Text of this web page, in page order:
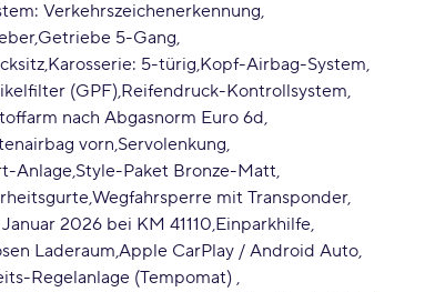
Verkehrszeichenerkennung
Getriebe 5-Gang
Karosserie: 5-türig Kopf-Airbag-System
(GPF) Reifendruck-Kontrollsystem
nach Abgasnorm Euro 6d
vorn Servolenkung
Anlage Style-Paket Bronze-Matt
Wegfahrsperre mit Transponder
2026 bei KM 41110 Einparkhilfe
Laderaum Apple CarPlay / Android Auto
Regelanlage (Tempomat)